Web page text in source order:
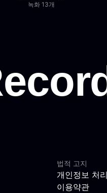
녹화 13개
법적 고지
개인정보 처
이용약관